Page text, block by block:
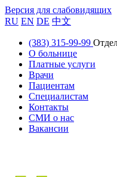
Версия для слабовидящих
RU EN DE 中文
(383) 315-99-99
О больнице
Платные услуги
Врачи
Пациентам
Специалистам
Контакты
СМИ о нас
Вакансии